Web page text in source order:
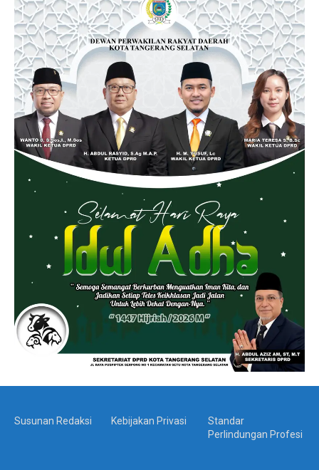
Susunan Redaksi Kebijakan Privasi
Standar
Perlindungan Profesi